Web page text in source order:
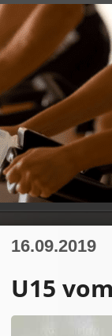
16.09.2019
U15